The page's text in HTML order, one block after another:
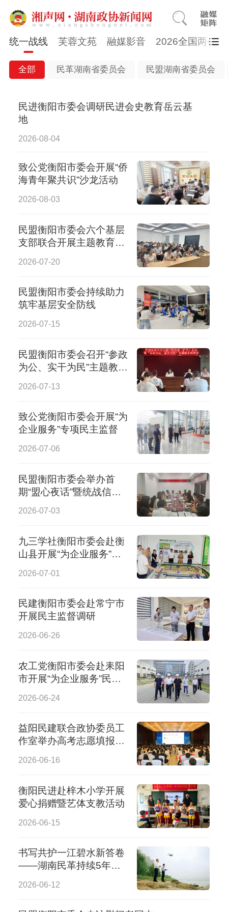
统一战线 芙蓉文苑 融媒影音 2026全国两会
全部 民革湖南省委员会 民盟湖南省委员会
民进衡阳市委会调研民进会史教育岳云基
地
2026-08-04
致公党衡阳市委会开展“侨
海青年聚共识”沙龙活动
2026-08-03
民盟衡阳市委会六个基层
支部联合开展主题教育暨
2026-07-20
民盟衡阳市委会持续助力
筑牢基层安全防线
2026-07-15
民盟衡阳市委会召开“参政
为公、实干为民”主题教育
2026-07-13
致公党衡阳市委会开展“为
企业服务”专项民主监督
2026-07-06
民盟衡阳市委会举办首
期“盟心夜话”暨统战信息
2026-07-03
九三学社衡阳市委会赴衡
山县开展“为企业服务”专
2026-07-01
民建衡阳市委会赴常宁市
开展民主监督调研
2026-06-26
农工党衡阳市委会赴耒阳
市开展“为企业服务”民主
2026-06-24
益阳民建联合政协委员工
作室举办高考志愿填报公
2026-06-16
衡阳民进赴梓木小学开展
爱心捐赠暨艺体支教活动
2026-06-15
书写共护一江碧水新答卷
——湖南民革持续5年开
监督纪实
2026-06-12